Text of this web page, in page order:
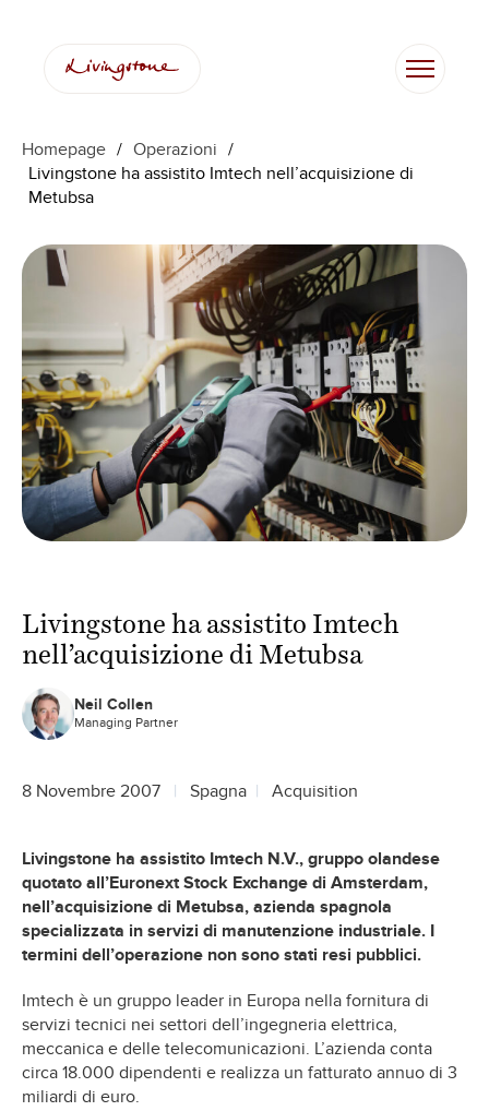
Homepage / Operazioni /
Livingstone ha assistito Imtech nell’acquisizione di
Metubsa
Livingstone ha assistito Imtech
nell’acquisizione di Metubsa
Neil Collen
Managing Partner
8 Novembre 2007 Spagna Acquisition
Livingstone ha assistito Imtech N.V., gruppo olandese
quotato all’Euronext Stock Exchange di Amsterdam,
nell’acquisizione di Metubsa, azienda spagnola
specializzata in servizi di manutenzione industriale. I
termini dell’operazione non sono stati resi pubblici.
Imtech è un gruppo leader in Europa nella fornitura di
servizi tecnici nei settori dell’ingegneria elettrica,
meccanica e delle telecomunicazioni. L’azienda conta
circa 18.000 dipendenti e realizza un fatturato annuo di 3
miliardi di euro.